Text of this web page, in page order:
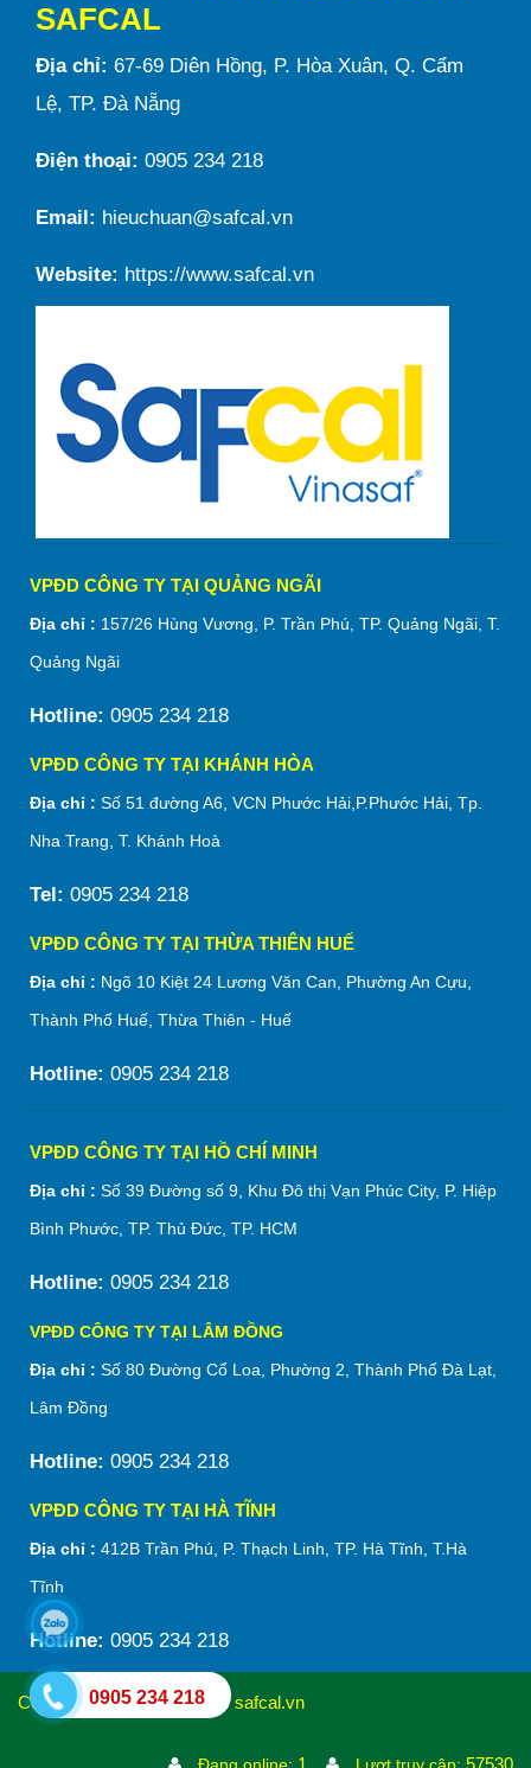
SAFCAL
Địa chỉ: 67-69 Diên Hồng, P. Hòa Xuân, Q. Cẩm
Lệ, TP. Đà Nẵng
Điện thoại: 0905 234 218
Email: hieuchuan@safcal.vn
Website: https://www.safcal.vn
VPĐD CÔNG TY TẠI QUẢNG NGÃI
Địa chỉ : 157/26 Hùng Vương, P. Trần Phú, TP. Quảng Ngãi, T.
Quảng Ngãi
Hotline: 0905 234 218
VPĐD CÔNG TY TẠI KHÁNH HÒA
Địa chỉ : Số 51 đường A6, VCN Phước Hải,P.Phước Hải, Tp.
Nha Trang, T. Khánh Hoà
Tel: 0905 234 218
VPĐD CÔNG TY TẠI THỪA THIÊN HUẾ
Địa chỉ : Ngõ 10 Kiệt 24 Lương Văn Can, Phường An Cựu,
Thành Phố Huế, Thừa Thiên - Huế
Hotline: 0905 234 218
VPĐD CÔNG TY TẠI HỒ CHÍ MINH
Địa chỉ : Số 39 Đường số 9, Khu Đô thị Vạn Phúc City, P. Hiệp
Bình Phước, TP. Thủ Đức, TP. HCM
Hotline: 0905 234 218
VPĐD CÔNG TY TẠI LÂM ĐỒNG
Địa chỉ : Số 80 Đường Cổ Loa, Phường 2, Thành Phố Đà Lạt,
Lâm Đồng
Hotline: 0905 234 218
VPĐD CÔNG TY TẠI HÀ TĨNH
Địa chỉ : 412B Trần Phú, P. Thạch Linh, TP. Hà Tĩnh, T.Hà
Tĩnh
Hotline: 0905 234 218
Copyright © 2022 All Rights safcal.vn
Đang online: 1 Lượt truy cập: 57530
0905 234 218